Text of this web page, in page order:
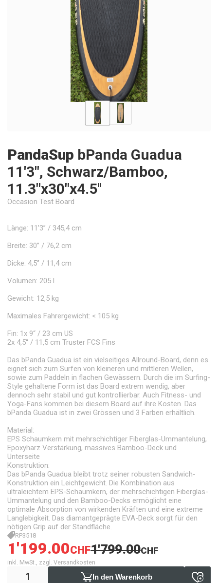
PandaSup bPanda Guadua
11'3", Schwarz/Bamboo,
11.3"x30"x4.5''
Occasion Test Board
Länge: 11’3’’ / 345,4 cm
Breite: 30’’ / 76,2 cm
Dicke: 4,5‘’ / 11,4 cm
Volumen: 205 l
Gewicht: 12,5 kg
Maximales Fahrergewicht: < 105 kg
Fin: 1x 9“ / 23 cm US
2x 4,5“ / 11,5 cm Truster FCS Fins
Das bPanda Guadua ist ein vielseitiges Allround-Board, denn es
eignet sich zum Surfen von kleineren und mittleren Wellen,
sowie zum Paddeln in flachen Gewässern. Durch die im Surfing-
Style gehaltene Form ist das Board extrem wendig, aber
dennoch sehr stabil und gut kontrollierbar. Auch Fitness- und
Yoga-Fans kommen bei diesem Board auf ihre Kosten. Das
bPanda Guadua ist in zwei Grössen und 3 Farben erhältlich.
Material:
EPS Schaumkern mit mehrschichtiger Fiberglas-Ummantelung,
Epoxyharz Verstärkung, massives Bamboo-Deck und
Unterseite
Konstruktion:
Das bPanda Guadua bleibt trotz seiner robusten Sandwich-
Konstruktion ein Leichtgewicht. Die Kombination aus
ultraleichtem EPS-Schaumkern, der mehrschichtigen Fiberglas-
Ummantelung und den Bamboo-Decks ermöglicht eine
optimale Absorption von wirkenden Kräften und eine extreme
Langlebigkeit. Das diamantgeprägte EVA-Deck sorgt für den
nötigen Grip auf der Standfläche.
RP3518
1'199.00CHF1'799.00CHF
inkl. MwSt., zzgl. Versandkosten
In den Warenkorb